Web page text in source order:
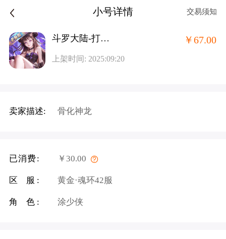
小号详情 交易须知
斗罗大陆-打金版老板服
上架时间: 2025:09:20
￥67.00
卖家描述: 骨化神龙
已消费: ￥30.00
区 服: 黄金·魂环42服
角 色: 涂少侠